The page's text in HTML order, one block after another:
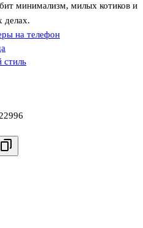
минимализм, милых котиков и
делах.
на телефон
стиль